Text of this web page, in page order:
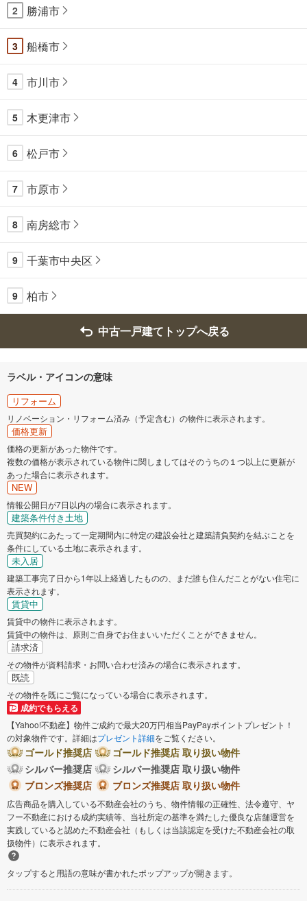
2 勝浦市
3 船橋市
4 市川市
5 木更津市
6 松戸市
7 市原市
8 南房総市
9 千葉市中央区
9 柏市
中古一戸建てトップへ戻る
ラベル・アイコンの意味
リフォーム
リノベーション・リフォーム済み（予定含む）の物件に表示されます。
価格更新
価格の更新があった物件です。
複数の価格が表示されている物件に関しましてはそのうちの１つ以上に更新が
あった場合に表示されます。
NEW
情報公開日が7日以内の場合に表示されます。
建築条件付き土地
売買契約にあたって一定期間内に特定の建設会社と建築請負契約を結ぶことを
条件にしている土地に表示されます。
未入居
建築工事完了日から1年以上経過したものの、まだ誰も住んだことがない住宅に
表示されます。
賃貸中
賃貸中の物件に表示されます。
賃貸中の物件は、原則ご自身でお住まいいただくことができません。
請求済
その物件が資料請求・お問い合わせ済みの場合に表示されます。
既読
その物件を既にご覧になっている場合に表示されます。
成約でもらえる
【Yahoo!不動産】物件ご成約で最大20万円相当PayPayポイントプレゼント！
の対象物件です。詳細はプレゼント詳細をご覧ください。
ゴールド推奨店
ゴールド推奨店 取り扱い物件
シルバー推奨店
シルバー推奨店 取り扱い物件
ブロンズ推奨店
ブロンズ推奨店 取り扱い物件
広告商品を購入している不動産会社のうち、物件情報の正確性、法令遵守、ヤ
フー不動産における成約実績等、当社所定の基準を満たした優良な店舗運営を
実践していると認めた不動産会社（もしくは当該認定を受けた不動産会社の取
扱物件）に表示されます。
タップすると用語の意味が書かれたポップアップが開きます。